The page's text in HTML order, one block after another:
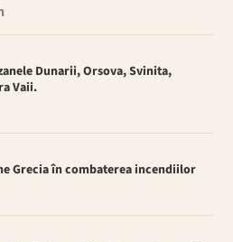
Dunarii, Orsova, Svinita,
Vaii.
Grecia în combaterea incendiilor